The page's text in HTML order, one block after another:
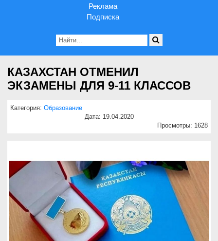
Реклама
Подписка
КАЗАХСТАН ОТМЕНИЛ
ЭКЗАМЕНЫ ДЛЯ 9-11 КЛАССОВ
Категория: Образование
Дата: 19.04.2020
Просмотры: 1628